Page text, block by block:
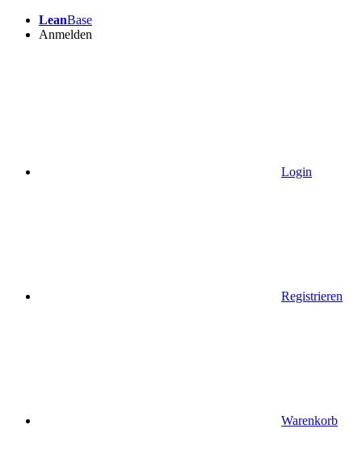
LeanBase
Anmelden
Login
Registrieren
Warenkorb